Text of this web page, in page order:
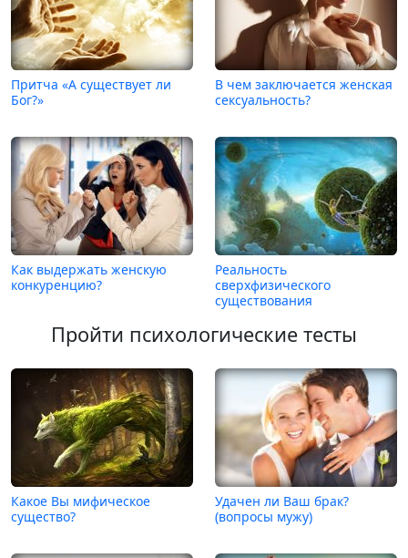
Притча «А существует ли
Бог?»
В чем заключается женская
сексуальность?
Как выдержать женскую
конкуренцию?
Реальность
сверхфизического
существования
Пройти психологические тесты
Какое Вы мифическое
существо?
Удачен ли Ваш брак?
(вопросы мужу)